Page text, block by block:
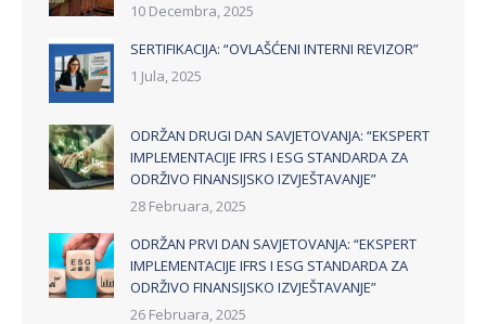
10 Decembra, 2025
SERTIFIKACIJA: “OVLAŠĆENI INTERNI REVIZOR”
1 Jula, 2025
ODRŽAN DRUGI DAN SAVJETOVANJA: “EKSPERT
IMPLEMENTACIJE IFRS I ESG STANDARDA ZA
ODRŽIVO FINANSIJSKO IZVJEŠTAVANJE”
28 Februara, 2025
ODRŽAN PRVI DAN SAVJETOVANJA: “EKSPERT
IMPLEMENTACIJE IFRS I ESG STANDARDA ZA
ODRŽIVO FINANSIJSKO IZVJEŠTAVANJE”
26 Februara, 2025